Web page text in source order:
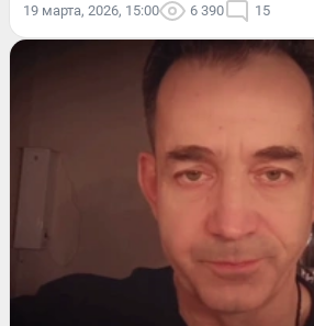
19 марта, 2026, 15:00 6 390 15